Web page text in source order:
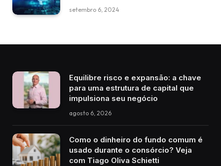
setembro 6, 2024
Equilibre risco e expansão: a chave
para uma estrutura de capital que
impulsiona seu negócio
agosto 6, 2026
Como o dinheiro do fundo comum é
usado durante o consórcio? Veja
com Tiago Oliva Schietti